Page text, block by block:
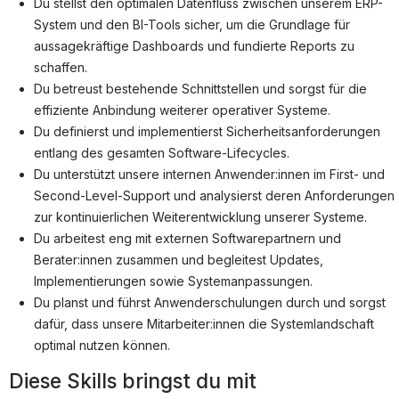
System und den BI-Tools sicher, um die Grundlage für
aussagekräftige Dashboards und fundierte Reports zu
schaffen.
Du betreust bestehende Schnittstellen und sorgst für die
effiziente Anbindung weiterer operativer Systeme.
Du definierst und implementierst Sicherheitsanforderungen
entlang des gesamten Software-Lifecycles.
Du unterstützt unsere internen Anwender:innen im First- und
Second-Level-Support und analysierst deren Anforderungen
zur kontinuierlichen Weiterentwicklung unserer Systeme.
Du arbeitest eng mit externen Softwarepartnern und
Berater:innen zusammen und begleitest Updates,
Implementierungen sowie Systemanpassungen.
Du planst und führst Anwenderschulungen durch und sorgst
dafür, dass unsere Mitarbeiter:innen die Systemlandschaft
optimal nutzen können.
Diese Skills bringst du mit
Systemstatus
Jobs
Jobkategorien
Berufsfelder
Für Unternehmen
Kandidaten finden
Inserat buchen
informatikjobs.at 2026ImpressumAGBDatenschutz
Cookie-Einstellungen